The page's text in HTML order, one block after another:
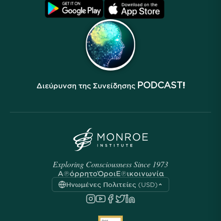
Διεύρυνση της Συνείδησης PODCAST!
Exploring Consciousness Since 1973
ΑπόρρητοΌροιΕπικοινωνία
Ηνωμένες Πολιτείες (USD)